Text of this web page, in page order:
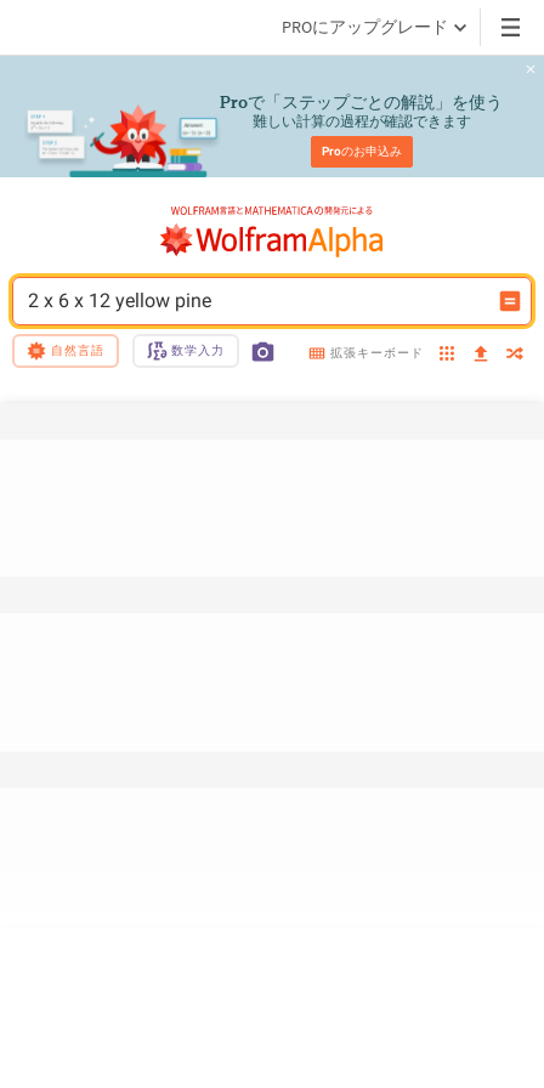
PROにアップグレード
Proで「ステップごとの解説」を使う
難しい計算の過程が確認できます
Proのお申込み
2 x 6 x 12 yellow pine
自然言語 数学入力 拡張キーボード